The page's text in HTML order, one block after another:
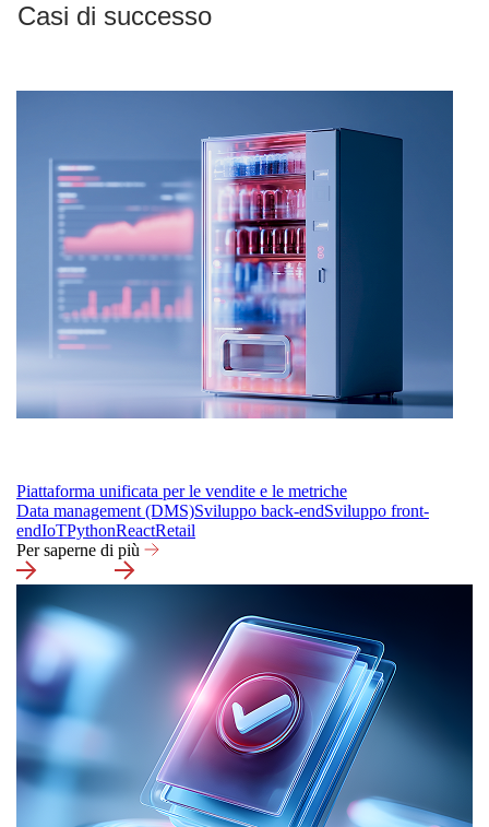
Casi di successo
Piattaforma unificata per le vendite e le metriche
Data management (DMS)Sviluppo back-endSviluppo front-
endIoTPythonReactRetail
Per saperne di più